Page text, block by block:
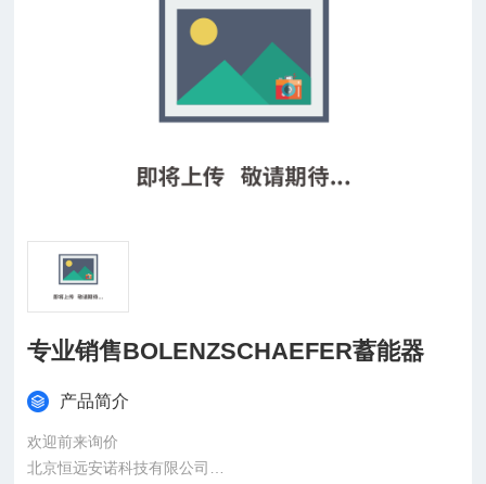
专业销售BOLENZSCHAEFER蓄能器
产品简介
欢迎前来询价
北京恒远安诺科技有限公司